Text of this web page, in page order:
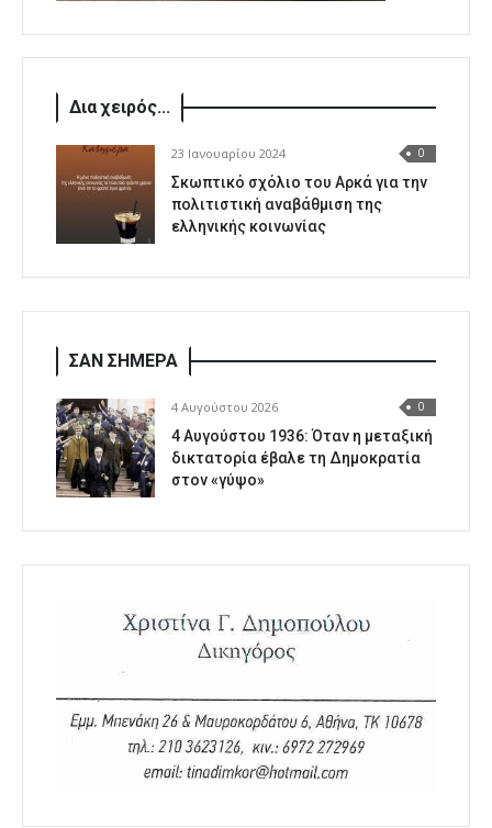
Δια χειρός...
23 Ιανουαρίου 2024 0
Σκωπτικό σχόλιο του Αρκά για την
πολιτιστική αναβάθμιση της
ελληνικής κοινωνίας
ΣΑΝ ΣΗΜΕΡΑ
4 Αυγούστου 2026 0
4 Αυγούστου 1936: Όταν η μεταξική
δικτατορία έβαλε τη Δημοκρατία
στον «γύψο»